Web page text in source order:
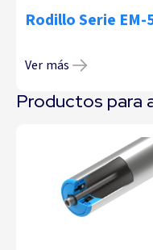
Rodillo Serie EM-
Ver más
Productos para